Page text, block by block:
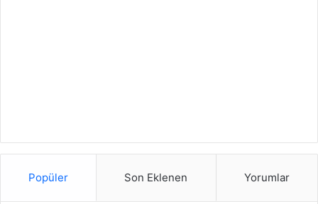
Popüler Son Eklenen Yorumlar